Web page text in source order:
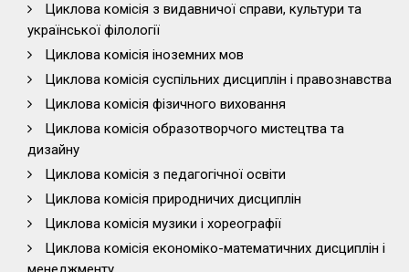
Циклова комісія з видавничої справи, культури та
української філології
Циклова комісія іноземних мов
Циклова комісія суспільних дисциплін і правознавства
Циклова комісія фізичного виховання
Циклова комісія образотворчого мистецтва та
дизайну
Циклова комісія з педагогічної освіти
Циклова комісія природничих дисциплін
Циклова комісія музики і хореографії
Циклова комісія економіко-математичних дисциплін і